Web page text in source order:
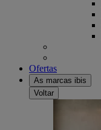
Ofertas
As marcas ibis
Voltar